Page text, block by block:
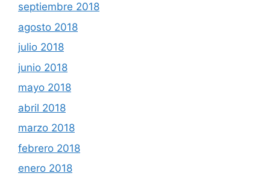
septiembre 2018
agosto 2018
julio 2018
junio 2018
mayo 2018
abril 2018
marzo 2018
febrero 2018
enero 2018